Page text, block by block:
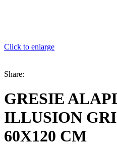
Click to enlarge
Share:
GRESIE
ILLUSION
60X120 CM